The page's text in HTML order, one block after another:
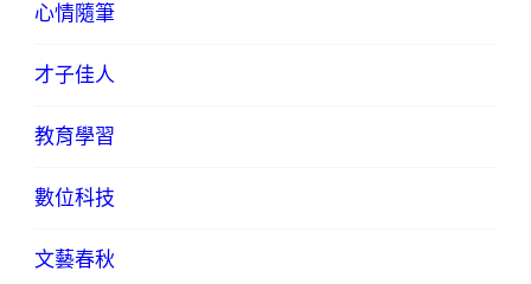
心情隨筆
才子佳人
教育學習
數位科技
文藝春秋